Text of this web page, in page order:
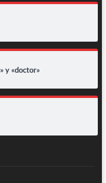
y «doctor»